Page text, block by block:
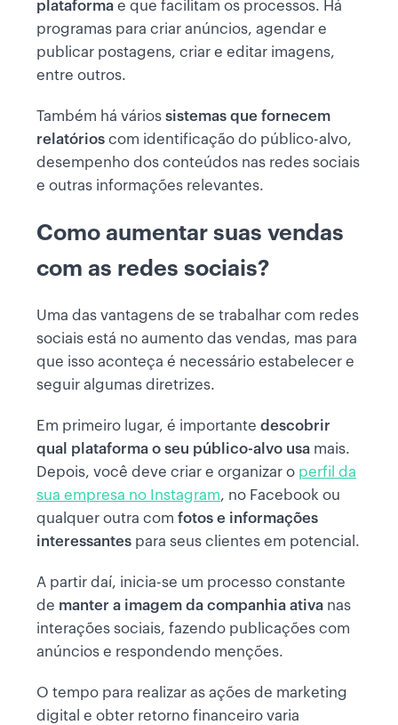
plataforma e que facilitam os processos. Há
programas para criar anúncios, agendar e
publicar postagens, criar e editar imagens,
entre outros.
Também há vários sistemas que fornecem
relatórios com identificação do público-alvo,
desempenho dos conteúdos nas redes sociais
e outras informações relevantes.
Como aumentar suas vendas
com as redes sociais?
Uma das vantagens de se trabalhar com redes
sociais está no aumento das vendas, mas para
que isso aconteça é necessário estabelecer e
seguir algumas diretrizes.
Em primeiro lugar, é importante descobrir
qual plataforma o seu público-alvo usa mais.
Depois, você deve criar e organizar o perfil da
sua empresa no Instagram, no Facebook ou
qualquer outra com fotos e informações
interessantes para seus clientes em potencial.
A partir daí, inicia-se um processo constante
de manter a imagem da companhia ativa nas
interações sociais, fazendo publicações com
anúncios e respondendo menções.
O tempo para realizar as ações de marketing
digital e obter retorno financeiro varia